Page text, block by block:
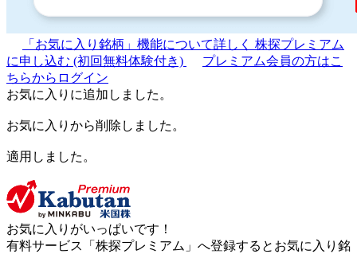
「お気に入り銘柄」機能について詳しく 株探プレミアム
に申し込む (初回無料体験付き)
プレミアム会員の方はこ
ちらからログイン
お気に入りに追加しました。
お気に入りから削除しました。
適用しました。
お気に入りがいっぱいです！
有料サービス「株探プレミアム」へ登録するとお気に入り銘